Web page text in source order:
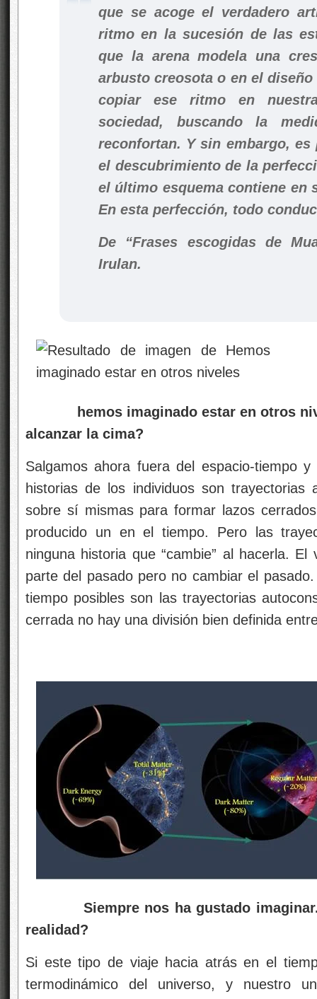
que se acoge el verdadero
ritmo en la sucesión de las
que la arena modela una
arbusto creosota o en el
copiar ese ritmo en
sociedad, buscando la
reconfortan. Y sin embargo,
el descubrimiento de la
el último esquema contiene en
En esta perfección, todo
De “Frases escogidas de
Irulan.
hemos imaginado estar en otros
alcanzar la cima?
Salgamos ahora fuera del espacio-tiempo
historias de los individuos son
sobre sí mismas para formar lazos
producido un en el tiempo. Pero las
ninguna historia que “cambie” al hacerla.
parte del pasado pero no cambiar el
tiempo posibles son las trayectorias
cerrada no hay una división bien definida
Siempre nos ha gustado
realidad?
Si este tipo de viaje hacia atrás en el
termodinámico del universo, y nuestro